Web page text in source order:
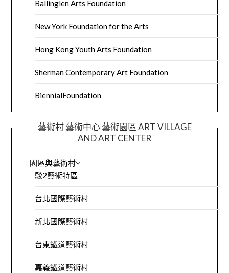
Ballinglen Arts Foundation
New York Foundation for the Arts
Hong Kong Youth Arts Foundation
Sherman Contemporary Art Foundation
BiennialFoundation
藝術村 藝術中心 藝術園區 ART VILLAGE
AND ART CENTER
園區與藝術村
駁2藝術特區
台北國際藝術村
新北國際藝術村
台東鐵道藝術村
嘉義鐵道藝術村